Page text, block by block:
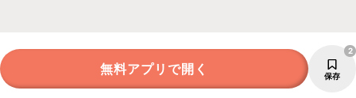
無料アプリで開く 保存
2